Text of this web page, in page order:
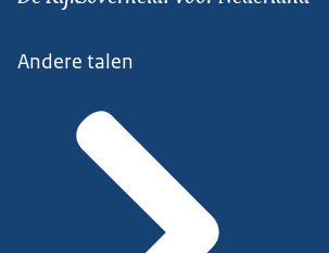
Andere talen